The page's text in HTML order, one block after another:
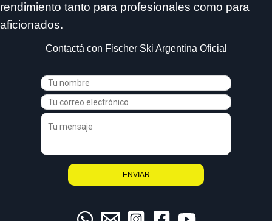
rendimiento tanto para profesionales como para
aficionados.
Contactá con Fischer Ski Argentina Oficial